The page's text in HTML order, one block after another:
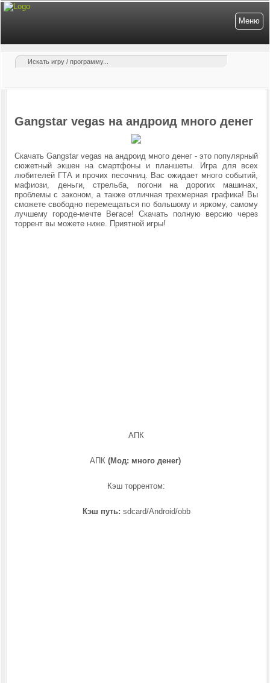
Меню
Gangstar vegas на андроид много денег
Скачать Gangstar vegas на андроид много денег - это популярный
сюжетный экшен на смартфоны и планшеты. Игра для всех
любителей ГТА и прочих песочниц. Вас ожидает много событий,
мафиози, деньги, стрельба, погони на дорогих машинах,
проблемы с законом, а также отличная трехмерная графика! Вы
сможете свободно перемещаться по большому и яркому, самому
лучшему городе-мечте Вегасе!Скачать полную версию через
торрент вы можете ниже. Приятной игры!
АПК
АПК(Мод: много денег)
Кэш торрентом:
Кэш путь: sdcard/Android/obb